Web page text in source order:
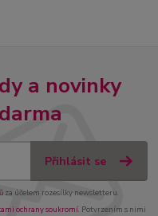
a novinky
Přihlásit se
za účelem rozesílky newsletteru.
ochrany soukromí. Potvrzením s nimi